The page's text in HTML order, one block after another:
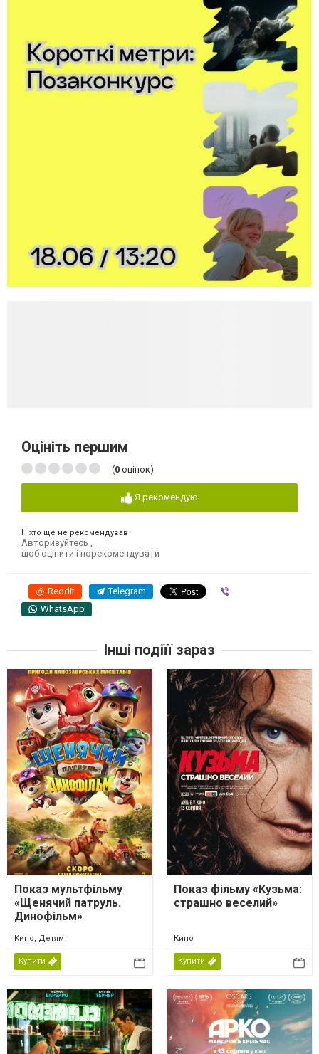
Оцініть першим
(0 оцінок)
Я рекомендую
Ніхто ще не рекомендував
Авторизуйтесь
щоб оцінити і порекомендувати
Reddit Telegram
WhatsApp
Інші подіїї зараз
Показ мультфільму
«Щенячий патруль.
Динофільм»
Кино, Детям
Купити
Показ фільму «Кузьма:
страшно веселий»
Кино
Купити